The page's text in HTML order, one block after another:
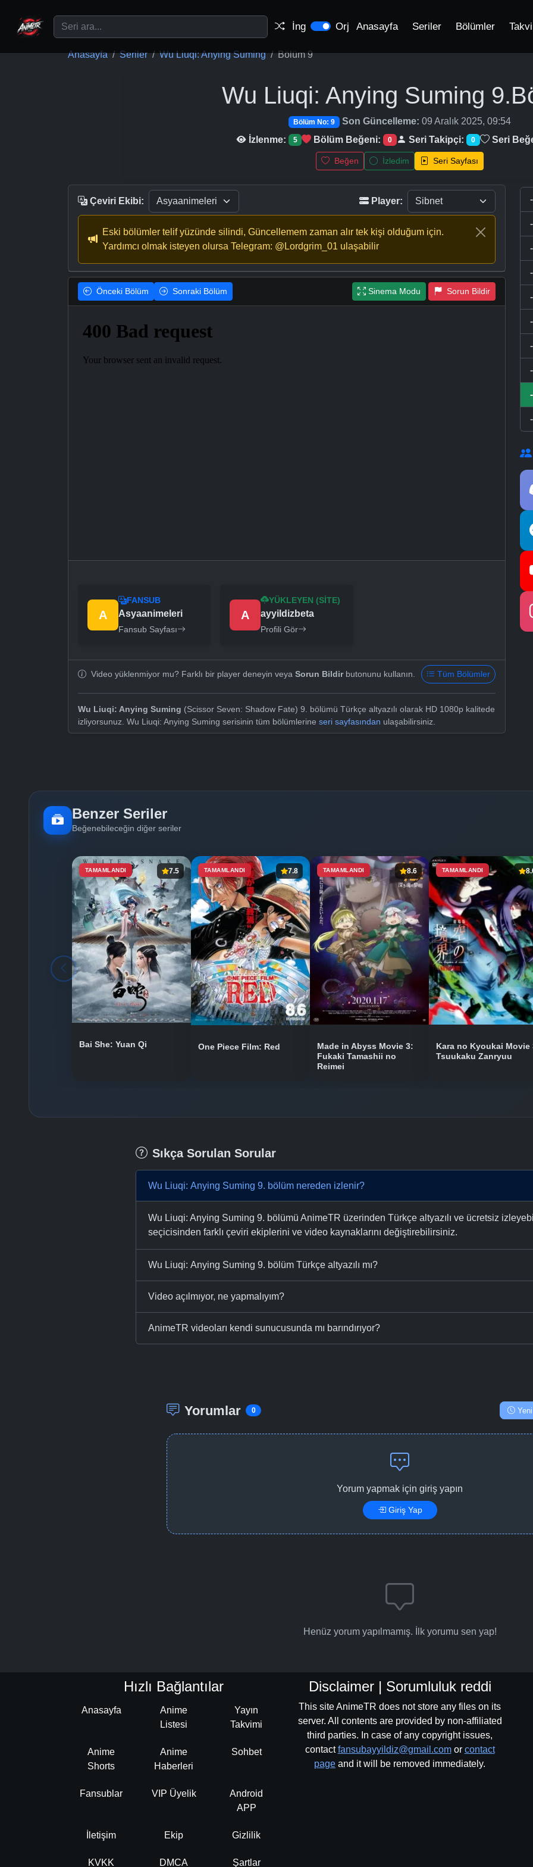
İng Orj Anasayfa Seriler Bölümler
Anasayfa Seriler Wu Liuqi: Anying Suming Bölüm 9
Wu Liuqi: Anying Suming
Bölüm No: 9 Son Güncelleme: 09 Aralık 2025, 09:54
İzlenme:
5 Bölüm Beğeni: 0 Seri Takipçi: 0 Seri
Beğen İzledim Seri Sayfası
Çeviri Ekibi: Player:
Eski bölümler telif yüzünde silindi, Güncellemem zaman alır tek kişi olduğum için.
Yardımcı olmak isteyen olursa Telegram: @Lordgrim_01 ulaşabilir
Önceki Bölüm Sonraki Bölüm Sinema Modu Sorun Bildir
A
FANSUB
Asyaanimeleri
Fansub Sayfası
A
YÜKLEYEN (SITE)
ayyildizbeta
Profili Gör
Video yüklenmiyor mu? Farklı bir player deneyin veya Sorun Bildirbutonunu kullanın. Tüm Bölümler
Wu Liuqi: Anying Suming (Scissor Seven: Shadow Fate) 9. bölümü Türkçe altyazılı olarak HD 1080p kalitede
izliyorsunuz. Wu Liuqi: Anying Suming serisinin tüm bölümlerine seri sayfasından ulaşabilirsiniz.
Benzer Seriler
Beğenebileceğin diğer seriler
TAMAMLANDI 7.5
Bai She: Yuan Qi
TAMAMLANDI 7.8
One Piece Film: Red
TAMAMLANDI 8.6
Made in Abyss Movie 3:
Fukaki Tamashii no
Reimei
TAMAMLANDI
Kara no Kyoukai Movie
Tsuukaku Zanryuu
Sıkça Sorulan Sorular
Wu Liuqi: Anying Suming 9. bölüm nereden izlenir?
Wu Liuqi: Anying Suming 9. bölümü AnimeTR üzerinden Türkçe altyazılı ve ücretsiz
seçicisinden farklı çeviri ekiplerini ve video kaynaklarını değiştirebilirsiniz.
Wu Liuqi: Anying Suming 9. bölüm Türkçe altyazılı mı?
Video açılmıyor, ne yapmalıyım?
AnimeTR videoları kendi sunucusunda mı barındırıyor?
Yorumlar 0 Yeni
Yorum yapmak için giriş yapın
Giriş Yap
Henüz yorum yapılmamış. İlk yorumu sen yap!
Hızlı Bağlantılar
Anasayfa
Anime
Listesi
Yayın
Takvimi
Anime
Shorts
Anime
Haberleri
Sohbet
Fansublar VIP Üyelik
Android
APP
İletişim Ekip Gizlilik
KVKK DMCA Şartlar
Disclaimer | Sorumluluk reddi
This site AnimeTR does not store any files on its
server. All contents are provided by non-affiliated
third parties. In case of any copyright issues,
contactfansubayyildiz@gmail.comor contact
page and it will be removed immediately.